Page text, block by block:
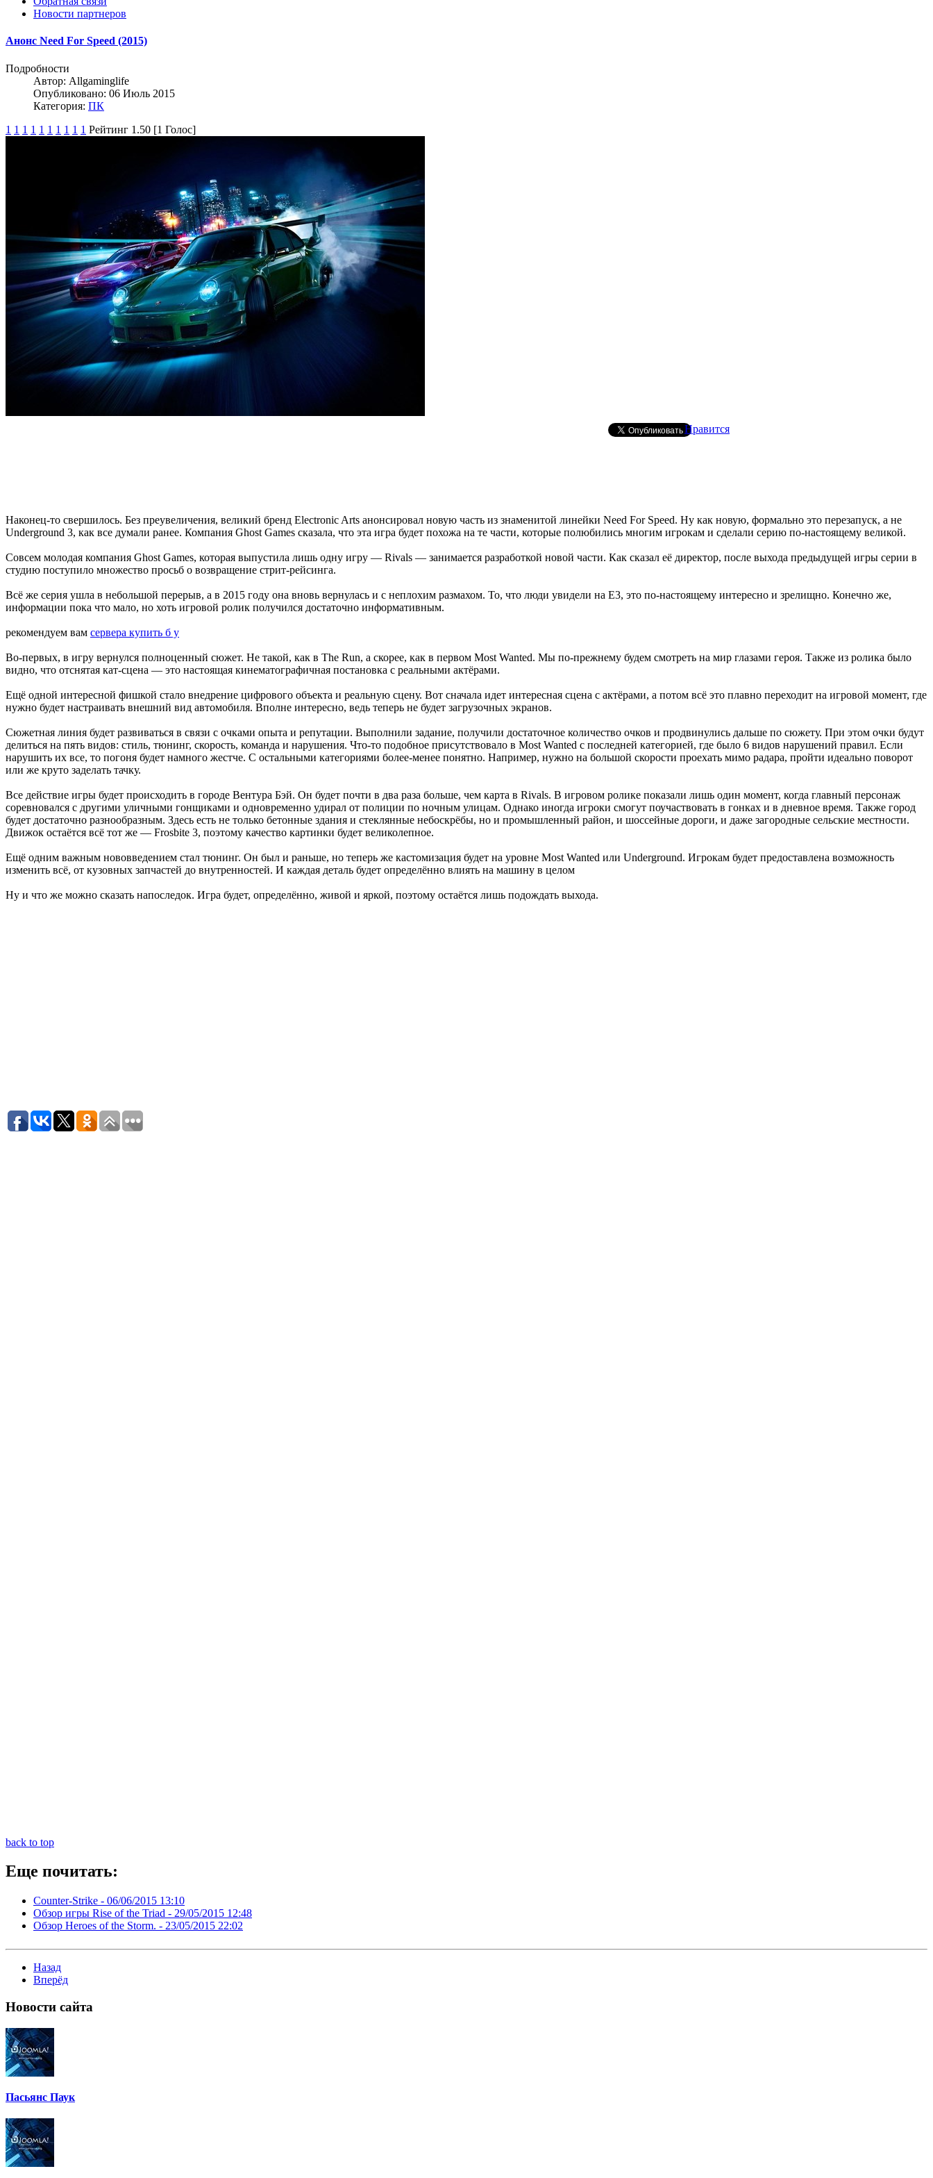
Новости партнеров
Анонс Need For Speed (2015)
Подробности
Автор: Allgaminglife
Опубликовано: 06 Июль 2015
Категория: ПК
1 1 1 1 1 1 1 1 1 1 Рейтинг 1.50 [1 Голос]
Нравится
Наконец-то свершилось. Без преувеличения, великий бренд Electronic Arts анонсировал новую часть из знаменитой линейки Need For Speed. Ну как новую, формально это перезапуск, а не
Underground 3, как все думали ранее. Компания Ghost Games сказала, что эта игра будет похожа на те части, которые полюбились многим игрокам и сделали серию по-настоящему великой.
Совсем молодая компания Ghost Games, которая выпустила лишь одну игру — Rivals — занимается разработкой новой части. Как сказал её директор, после выхода предыдущей игры серии в
студию поступило множество просьб о возвращение стрит-рейсинга.
Всё же серия ушла в небольшой перерыв, а в 2015 году она вновь вернулась и с неплохим размахом. То, что люди увидели на Е3, это по-настоящему интересно и зрелищно. Конечно же,
информации пока что мало, но хоть игровой ролик получился достаточно информативным.
рекомендуем вам сервера купить б у
Во-первых, в игру вернулся полноценный сюжет. Не такой, как в The Run, а скорее, как в первом Most Wanted. Мы по-прежнему будем смотреть на мир глазами героя. Также из ролика было
видно, что отснятая кат-сцена — это настоящая кинематографичная постановка с реальными актёрами.
Ещё одной интересной фишкой стало внедрение цифрового объекта и реальную сцену. Вот сначала идет интересная сцена с актёрами, а потом всё это плавно переходит на игровой момент, где
нужно будет настраивать внешний вид автомобиля. Вполне интересно, ведь теперь не будет загрузочных экранов.
Сюжетная линия будет развиваться в связи с очками опыта и репутации. Выполнили задание, получили достаточное количество очков и продвинулись дальше по сюжету. При этом очки будут
делиться на пять видов: стиль, тюнинг, скорость, команда и нарушения. Что-то подобное присутствовало в Most Wanted с последней категорией, где было 6 видов нарушений правил. Если
нарушить их все, то погоня будет намного жестче. С остальными категориями более-менее понятно. Например, нужно на большой скорости проехать мимо радара, пройти идеально поворот
или же круто заделать тачку.
Все действие игры будет происходить в городе Вентура Бэй. Он будет почти в два раза больше, чем карта в Rivals. В игровом ролике показали лишь один момент, когда главный персонаж
соревновался с другими уличными гонщиками и одновременно удирал от полиции по ночным улицам. Однако иногда игроки смогут поучаствовать в гонках и в дневное время. Также город
будет достаточно разнообразным. Здесь есть не только бетонные здания и стеклянные небоскрёбы, но и промышленный район, и шоссейные дороги, и даже загородные сельские местности.
Движок остаётся всё тот же — Frosbite 3, поэтому качество картинки будет великолепное.
Ещё одним важным нововведением стал тюнинг. Он был и раньше, но теперь же кастомизация будет на уровне Most Wanted или Underground. Игрокам будет предоставлена возможность
изменить всё, от кузовных запчастей до внутренностей. И каждая деталь будет определённо влиять на машину в целом
Ну и что же можно сказать напоследок. Игра будет, определённо, живой и яркой, поэтому остаётся лишь подождать выхода.
back to top
Еще почитать:
Counter-Strike - 06/06/2015 13:10
Обзор игры Rise of the Triad - 29/05/2015 12:48
Обзор Heroes of the Storm. - 23/05/2015 22:02
Назад
Вперёд
Новости сайта
Пасьянс Паук